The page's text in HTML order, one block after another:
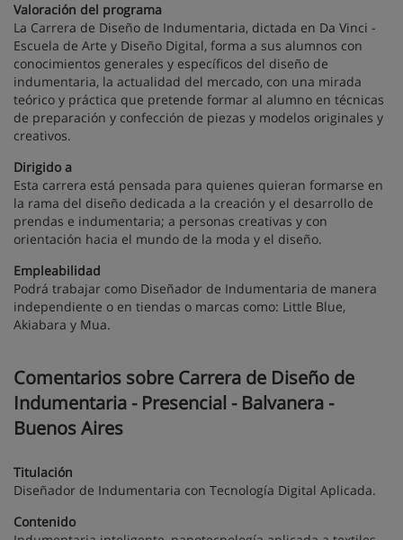
Valoración del programa
La Carrera de Diseño de Indumentaria, dictada en Da Vinci -
Escuela de Arte y Diseño Digital, forma a sus alumnos con
conocimientos generales y específicos del diseño de
indumentaria, la actualidad del mercado, con una mirada
teórico y práctica que pretende formar al alumno en técnicas
de preparación y confección de piezas y modelos originales y
creativos.
Dirigido a
Esta carrera está pensada para quienes quieran formarse en
la rama del diseño dedicada a la creación y el desarrollo de
prendas e indumentaria; a personas creativas y con
orientación hacia el mundo de la moda y el diseño.
Empleabilidad
Podrá trabajar como Diseñador de Indumentaria de manera
independiente o en tiendas o marcas como: Little Blue,
Akiabara y Mua.
Comentarios sobre Carrera de Diseño de
Indumentaria - Presencial - Balvanera -
Buenos Aires
Titulación
Diseñador de Indumentaria con Tecnología Digital Aplicada.
Contenido